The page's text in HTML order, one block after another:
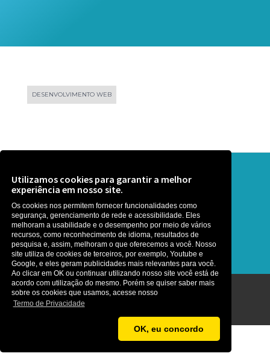
Utilizamos cookies para garantir a melhor
experiência em nosso site.
Os cookies nos permitem fornecer funcionalidades como
segurança, gerenciamento de rede e acessibilidade. Eles
melhoram a usabilidade e o desempenho por meio de vários
recursos, como reconhecimento de idioma, resultados de
pesquisa e, assim, melhoram o que oferecemos a você. Nosso
site utiliza de cookies de terceiros, por exemplo, Youtube e
Google, e eles geram publicidades mais relevantes para você.
Ao clicar em OK ou continuar utilizando nosso site você está de
acordo com utilização do mesmo. Porém se quiser saber mais
sobre os cookies que usamos, acesse nosso
Termo de Privacidade
OK, eu concordo
DESENVOLVIMENTO WEB
Precisa de ajuda? Que tal uma
conversa ?
É rapidinho, somos gente boa :)
Agência MetaNet ©2026